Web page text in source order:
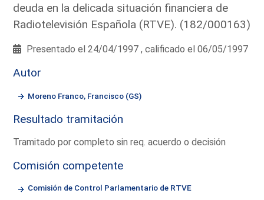
deuda en la delicada situación financiera de
Radiotelevisión Española (RTVE). (182/000163)
Presentado el 24/04/1997 , calificado el 06/05/1997
Autor
Moreno Franco, Francisco (GS)
Resultado tramitación
Tramitado por completo sin req. acuerdo o decisión
Comisión competente
Comisión de Control Parlamentario de RTVE